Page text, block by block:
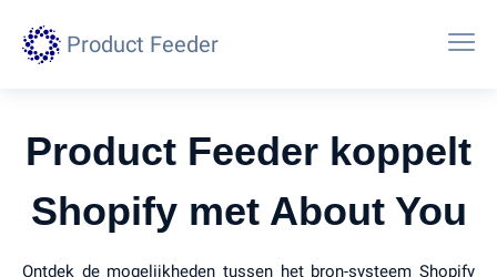
Product Feeder
Product Feeder koppelt
Shopify met About You
Ontdek de mogelijkheden tussen het bron-systeem Shopify